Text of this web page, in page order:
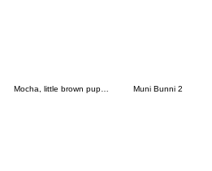
Mocha, little brown puppy daily Muni Bunni 2